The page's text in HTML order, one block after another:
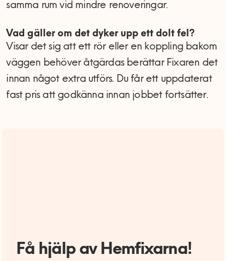
samma rum vid mindre renoveringar.
Vad gäller om det dyker upp ett dolt fel?
Visar det sig att ett rör eller en koppling bakom
väggen behöver åtgärdas berättar Fixaren det
innan något extra utförs. Du får ett uppdaterat
fast pris att godkänna innan jobbet fortsätter.
Få hjälp av Hemfixarna!